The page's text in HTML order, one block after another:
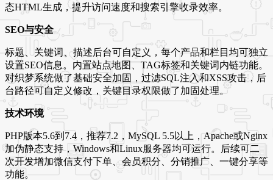
态HTML生成，提升访问速度和搜索引擎收录效率。
SEO与安全
标题、关键词、描述后台可自定义，每个产品和栏目均可独立
设置SEO信息。内置站点地图、TAG标签和关键词内链功能。
对织梦系统做了基础安全加固，过滤SQL注入和XSS攻击，后
台路径可自定义修改，关键目录权限做了加固处理。
技术环境
PHP版本5.6到7.4，推荐7.2，MySQL 5.5以上，Apache或Nginx
加伪静态支持，Windows和Linux服务器均可运行。后续可二
次开发增加微信支付下单、会员积分、分销推广、一键分享等
功能。